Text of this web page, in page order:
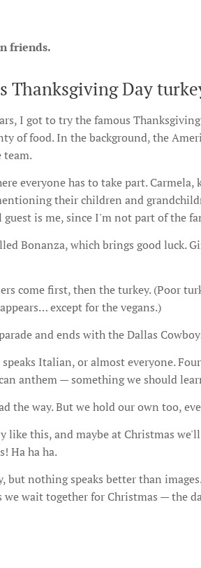
friends.
Thanksgiving Day
I got to try the famous
of food. In the background, the
team.
everyone has to take part.
their children and
guest is me, since I'm not part of the
Bonanza, which brings good luck.
come first, then the turkey. (Poor
except for the vegans.)
and ends with the Dallas
Italian, or almost everyone.
anthem — something we should
the way. But we hold our own too,
like this, and maybe at Christmas
Ha ha ha.
but nothing speaks better than
wait together for Christmas — the